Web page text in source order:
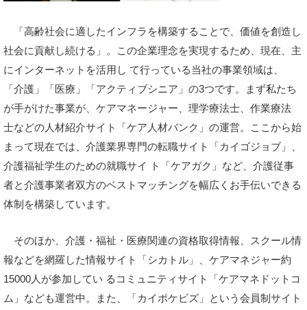
「高齢社会に適したインフラを構築することで、価値を創造し
社会に貢献し続ける」。この企業理念を実現するため、現在、主
にインターネットを活用し て行っている当社の事業領域は、
「介護」「医療」「アクティブシニア」の3つです。まず私たち
が手がけた事業が、ケアマネージャー、理学療法士、作業療法
士などの人材紹介サイト「ケア人材バンク」の運営。ここから始
まって現在では、介護業界専門の転職サイト「カイゴジョブ」、
介護福祉学生のための就職サイ ト「ケアガク」など、介護従事
者と介護事業者双方のベストマッチングを幅広くお手伝いできる
体制を構築しています。
そのほか、介護・福祉・医療関連の資格取得情報、スクール情
報などを網羅した情報サイト「シカトル」、ケアマネジャー約
15000人が参加してい るコミュニティサイト「ケアマネドットコ
ム」なども運営中。また、「カイポケビズ」という会員制サイト